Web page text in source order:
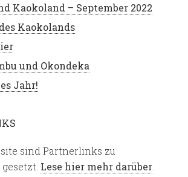
Kaokoland – September 2022
Kaokolands
und Okondeka
Jahr!
sind Partnerlinks zu
Lese hier mehr darüber